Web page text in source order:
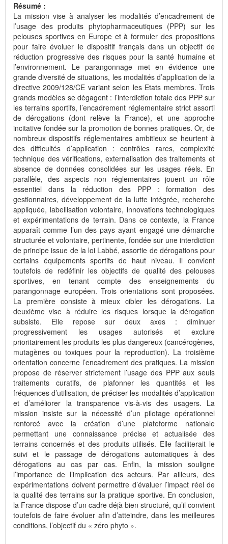
Résumé :
La mission vise à analyser les modalités d’encadrement de
l’usage des produits phytopharmaceutiques (PPP) sur les
pelouses sportives en Europe et à formuler des propositions
pour faire évoluer le dispositif français dans un objectif de
réduction progressive des risques pour la santé humaine et
l’environnement. Le parangonnage met en évidence une
grande diversité de situations, les modalités d’application de la
directive 2009/128/CE variant selon les Etats membres. Trois
grands modèles se dégagent : l’interdiction totale des PPP sur
les terrains sportifs, l’encadrement réglementaire strict assorti
de dérogations (dont relève la France), et une approche
incitative fondée sur la promotion de bonnes pratiques. Or, de
nombreux dispositifs réglementaires ambitieux se heurtent à
des difficultés d’application : contrôles rares, complexité
technique des vérifications, externalisation des traitements et
absence de données consolidées sur les usages réels. En
parallèle, des aspects non réglementaires jouent un rôle
essentiel dans la réduction des PPP : formation des
gestionnaires, développement de la lutte intégrée, recherche
appliquée, labellisation volontaire, innovations technologiques
et expérimentations de terrain. Dans ce contexte, la France
apparaît comme l’un des pays ayant engagé une démarche
structurée et volontaire, pertinente, fondée sur une interdiction
de principe issue de la loi Labbé, assortie de dérogations pour
certains équipements sportifs de haut niveau. Il convient
toutefois de redéfinir les objectifs de qualité des pelouses
sportives, en tenant compte des enseignements du
parangonnage européen. Trois orientations sont proposées.
La première consiste à mieux cibler les dérogations. La
deuxième vise à réduire les risques lorsque la dérogation
subsiste. Elle repose sur deux axes : diminuer
progressivement les usages autorisés et exclure
prioritairement les produits les plus dangereux (cancérogènes,
mutagènes ou toxiques pour la reproduction). La troisième
orientation concerne l’encadrement des pratiques. La mission
propose de réserver strictement l’usage des PPP aux seuls
traitements curatifs, de plafonner les quantités et les
fréquences d’utilisation, de préciser les modalités d’application
et d’améliorer la transparence vis-à-vis des usagers. La
mission insiste sur la nécessité d’un pilotage opérationnel
renforcé avec la création d’une plateforme nationale
permettant une connaissance précise et actualisée des
terrains concernés et des produits utilisés. Elle faciliterait le
suivi et le passage de dérogations automatiques à des
dérogations au cas par cas. Enfin, la mission souligne
l’importance de l’implication des acteurs. Par ailleurs, des
expérimentations doivent permettre d’évaluer l’impact réel de
la qualité des terrains sur la pratique sportive. En conclusion,
la France dispose d’un cadre déjà bien structuré, qu’il convient
toutefois de faire évoluer afin d’atteindre, dans les meilleures
conditions, l’objectif du « zéro phyto ».